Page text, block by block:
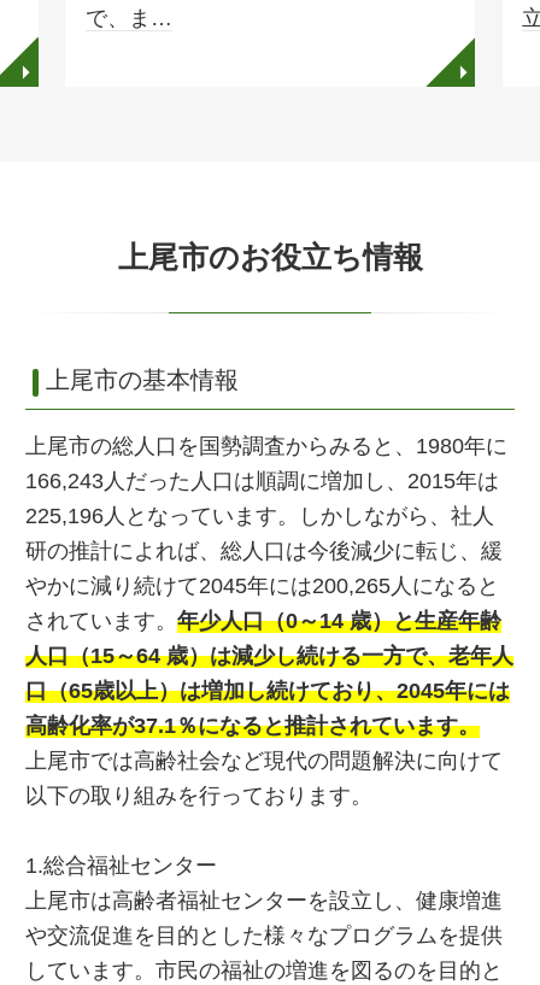
◥
で、ま…
◥
上尾市のお役立ち情報
上尾市の基本情報
上尾市の総人口を国勢調査からみると、1980年に
166,243人だった人口は順調に増加し、2015年は
225,196人となっています。しかしながら、社人
研の推計によれば、総人口は今後減少に転じ、緩
やかに減り続けて2045年には200,265人になると
されています。 年少人口（0～14 歳）と生産年齢
人口（15～64 歳）は減少し続ける一方で、老年人
口（65歳以上）は増加し続けており、2045年には
高齢化率が37.1％になると推計されています。
上尾市では高齢社会など現代の問題解決に向けて
以下の取り組みを行っております。
1.総合福祉センター
上尾市は高齢者福祉センターを設立し、健康増進
や交流促進を目的とした様々なプログラムを提供
しています。市民の福祉の増進を図るのを目的と